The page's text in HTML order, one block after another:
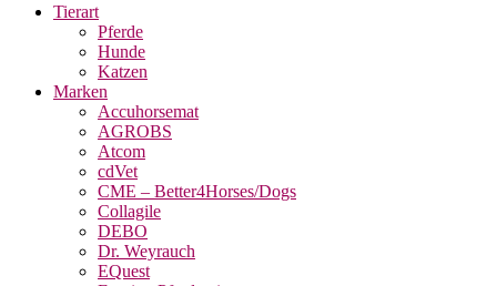
Tierart
Pferde
Hunde
Katzen
Marken
Accuhorsemat
AGROBS
Atcom
cdVet
CME – Better4Horses/Dogs
Collagile
DEBO
Dr. Weyrauch
EQuest